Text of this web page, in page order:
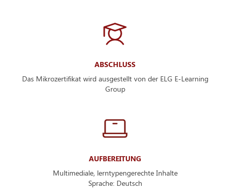
ABSCHLUSS
Das Mikrozertifikat wird ausgestellt von der ELG E-Learning
Group
AUFBEREITUNG
Multimediale, lerntypengerechte Inhalte
Sprache: Deutsch